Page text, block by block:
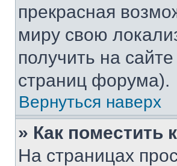
прекрасная
миру свою
получить на
страниц форума).
Вернуться наверх
» Как поместить
На страницах